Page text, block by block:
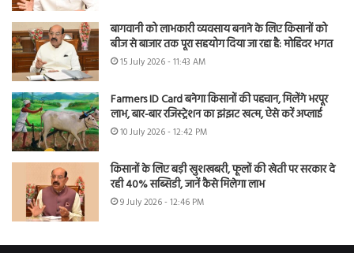
बागवानी को लाभकारी व्यवसाय बनाने के लिए किसानों को
बीज से बाजार तक पूरा सहयोग दिया जा रहा है: मोहिंदर भगत
15 July 2026 - 11:43 AM
Farmers ID Card बनेगा किसानों की पहचान, मिलेंगे भरपूर
लाभ, बार-बार रजिस्ट्रेशन का झंझट खत्म, ऐसे करें अप्लाई
10 July 2026 - 12:42 PM
किसानों के लिए बड़ी खुशखबरी, फूलों की खेती पर सरकार दे
रही 40% सब्सिडी, जानें कैसे मिलेगा लाभ
9 July 2026 - 12:46 PM